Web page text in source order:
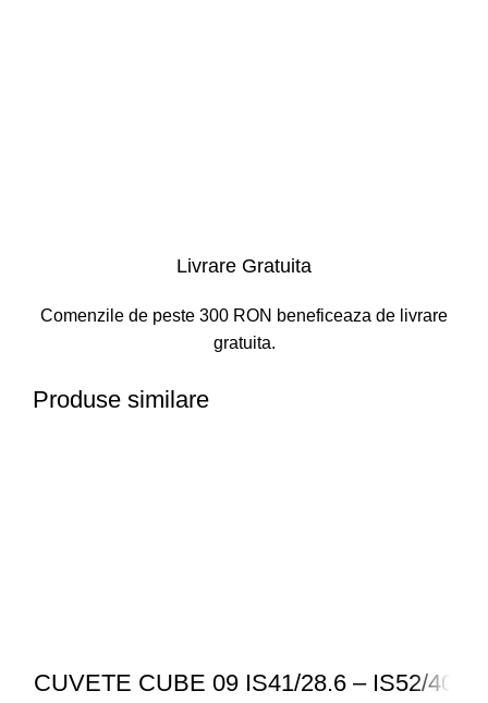
Livrare Gratuita
Comenzile de peste 300 RON beneficeaza de livrare
gratuita.
Produse similare
CUVETE CUBE 09 IS41/28.6 – IS52/40